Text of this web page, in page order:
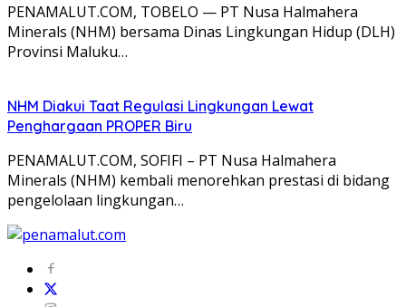
PENAMALUT.COM, TOBELO — PT Nusa Halmahera
Minerals (NHM) bersama Dinas Lingkungan Hidup (DLH)
Provinsi Maluku…
NHM Diakui Taat Regulasi Lingkungan Lewat
Penghargaan PROPER Biru
PENAMALUT.COM, SOFIFI – PT Nusa Halmahera
Minerals (NHM) kembali menorehkan prestasi di bidang
pengelolaan lingkungan…